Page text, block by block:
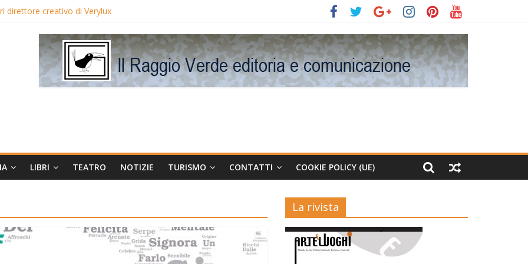
direttore creativo di Verylux
Edwards in proiezione per i LunedìLùmière
la regista Liliana Cavani e Tomas Milian
Avis
LIBRI TEATRO NOTIZIE TURISMO CONTATTI COOKIE POLICY (UE)
La rivista